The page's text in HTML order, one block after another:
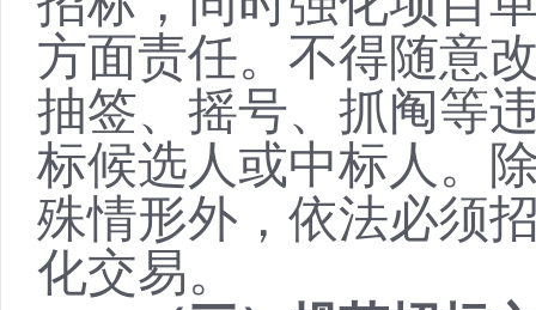
方面责任。不得随意
抽签、摇号、抓阄等
标候选人或中标人。
殊情形外，依法必须
化交易。